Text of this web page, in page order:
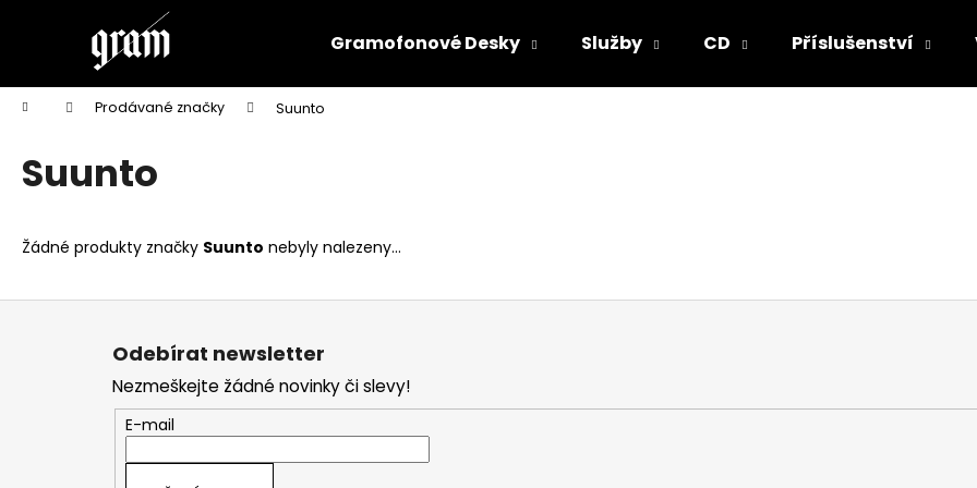
Gramofonové Desky Služby CD Příslušenství
Domů Prodávané značky Suunto
Suunto
Žádné produkty značky Suunto nebyly nalezeny...
í
Zpět
do
obchodu
Zpět
do
obchodu
Doporučujeme
Z
Odebírat newsletter
Nezmeškejte žádné novinky či slevy!
E-mail